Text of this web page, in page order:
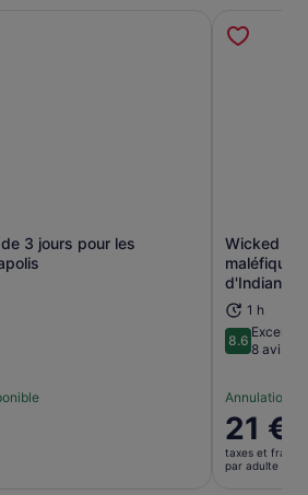
3 jours pour les
S’ouvre dans un nouvel onglet.
Wicked
maléfiques
1 h
8.68.6 sur 10
Excellent
8 avis
Annulation
Le
prix
est
21 €
taxes et frais
par adulte